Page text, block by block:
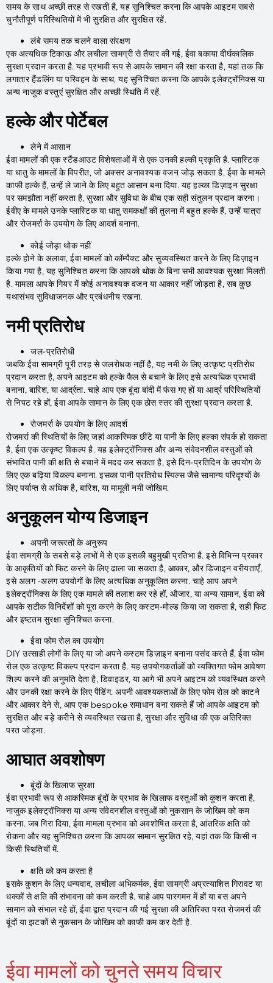
समय के साथ अच्छी तरह से रखती है, यह सुनिश्चित करना कि आपके आइटम सबसे
चुनौतीपूर्ण परिस्थितियों में भी सुरक्षित और सुरक्षित रहें.
लंबे समय तक चलने वाला संरक्षण
एक अत्यधिक टिकाऊ और लचीला सामग्री से तैयार की गई, ईवा बकाया दीर्घकालिक
सुरक्षा प्रदान करता है. यह प्रभावी रूप से आपके सामान की रक्षा करता है, यहां तक ​​कि
लगातार हैंडलिंग या परिवहन के साथ, यह सुनिश्चित करना कि आपके इलेक्ट्रॉनिक्स या
अन्य नाजुक वस्तुएं सुरक्षित और अच्छी स्थिति में रहें.
हल्के और पोर्टेबल
लेने में आसान
ईवा मामलों की एक स्टैंडआउट विशेषताओं में से एक उनकी हल्की प्रकृति है. प्लास्टिक
या धातु के मामलों के विपरीत, जो अक्सर अनावश्यक वजन जोड़ सकता है, ईवा के मामले
काफी हल्के हैं, उन्हें ले जाने के लिए बहुत आसान बना दिया. यह हल्का डिज़ाइन सुरक्षा
पर समझौता नहीं करता है, सुरक्षा और सुविधा के बीच एक सही संतुलन प्रदान करना।
ईवीए के मामले उनके प्लास्टिक या धातु समकक्षों की तुलना में बहुत हल्के हैं, उन्हें यात्रा
और रोजमर्रा के उपयोग के लिए आदर्श बनाना.
कोई जोड़ा थोक नहीं
हल्के होने के अलावा, ईवा मामलों को कॉम्पैक्ट और सुव्यवस्थित करने के लिए डिज़ाइन
किया गया है, यह सुनिश्चित करना कि आपको थोक के बिना सभी आवश्यक सुरक्षा मिलती
है. मामला आपके गियर में कोई अनावश्यक वजन या आकार नहीं जोड़ता है, सब कुछ
यथासंभव सुविधाजनक और प्रबंधनीय रखना.
नमी प्रतिरोध
जल-प्रतिरोधी
जबकि ईवा सामग्री पूरी तरह से जलरोधक नहीं है, यह नमी के लिए उत्कृष्ट प्रतिरोध
प्रदान करता है, अपने आइटम को हल्के फैल से बचाने के लिए इसे अत्यधिक प्रभावी
बनाना, बारिश, या आर्द्रता. चाहे आप एक बूंदा बांदी में फंस गए हों या आर्द्र परिस्थितियों
से निपट रहे हों, ईवा आपके सामान के लिए एक ठोस स्तर की सुरक्षा प्रदान करता है.
रोजमर्रा के उपयोग के लिए आदर्श
रोजमर्रा की स्थितियों के लिए जहां आकस्मिक छींटे या पानी के लिए हल्का संपर्क हो सकता
है, ईवा एक उत्कृष्ट विकल्प है. यह इलेक्ट्रॉनिक्स और अन्य संवेदनशील वस्तुओं को
संभावित पानी की क्षति से बचाने में मदद कर सकता है, इसे दिन-प्रतिदिन के उपयोग के
लिए एक बढ़िया विकल्प बनाना. इसका पानी प्रतिरोध स्पिल्स जैसे सामान्य परिदृश्यों के
लिए पर्याप्त से अधिक है, बारिश, या मामूली नमी जोखिम.
अनुकूलन योग्य डिजाइन
अपनी जरूरतों के अनुरूप
ईवा सामग्री के सबसे बड़े लाभों में से एक इसकी बहुमुखी प्रतिभा है. इसे विभिन्न प्रकार
के आकृतियों को फिट करने के लिए ढाला जा सकता है, आकार, और डिजाइन वरीयताएँ,
इसे अलग -अलग उपयोगों के लिए अत्यधिक अनुकूलित करना. चाहे आप अपने
इलेक्ट्रॉनिक्स के लिए एक मामले की तलाश कर रहे हों, औजार, या अन्य सामान, ईवा को
आपके सटीक विनिर्देशों को पूरा करने के लिए कस्टम-मोल्ड किया जा सकता है, सही फिट
और इष्टतम सुरक्षा सुनिश्चित करना.
ईवा फोम रोल का उपयोग
DIY उत्साही लोगों के लिए या जो अपने कस्टम डिज़ाइन बनाना पसंद करते हैं, ईवा फोम
रोल एक उत्कृष्ट विकल्प प्रदान करता है. यह उपयोगकर्ताओं को व्यक्तिगत फोम आवेषण
शिल्प करने की अनुमति देता है, डिवाइडर, या आगे भी अपने आइटम को व्यवस्थित करने
और उनकी रक्षा करने के लिए पैडिंग. अपनी आवश्यकताओं के लिए फोम रोल को काटने
और आकार देने से, आप एक bespoke समाधान बना सकते हैं जो आपके आइटम को
सुरक्षित और बड़े करीने से व्यवस्थित रखता है, सुरक्षा और सुविधा की एक अतिरिक्त
परत जोड़ना.
आघात अवशोषण
बूंदों के खिलाफ सुरक्षा
ईवा प्रभावी रूप से आकस्मिक बूंदों के प्रभाव के खिलाफ वस्तुओं को कुशन करता है,
नाजुक इलेक्ट्रॉनिक्स या अन्य संवेदनशील वस्तुओं को नुकसान के जोखिम को कम
करना. जब गिरा दिया, ईवा मामला प्रभाव को अवशोषित करता है, आंतरिक क्षति को
रोकना और यह सुनिश्चित करना कि आपका सामान सुरक्षित रहे, यहां तक ​​कि किसी न
किसी स्थितियों में.
क्षति को कम करता है
इसके कुशन के लिए धन्यवाद, लचीला अभिकर्मक, ईवा सामग्री अप्रत्याशित गिरावट या
धक्कों से क्षति की संभावना को कम करती है. चाहे आप पारगमन में हों या बस अपने
सामान को संभाल रहे हों, ईवा द्वारा प्रदान की गई सुरक्षा की अतिरिक्त परत रोजमर्रा की
बूंदों या झटकों से नुकसान के जोखिम को काफी कम कर देती है.
ईवा मामलों को चुनते समय विचार